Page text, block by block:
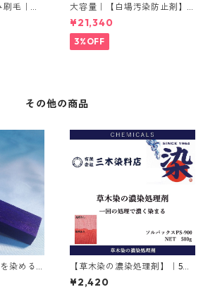
毛｜夏
大容量｜【白場汚染防止剤】
｜2kg×5本｜ホワイトクリー
ナＭ
¥21,340
3%OFF
その他の商品
染める
レット
色）
【草木染の濃染処理剤】｜50
0g｜ソルバックスPSー900
¥2,420